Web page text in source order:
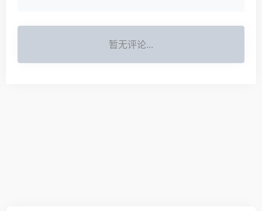
暂无评论...